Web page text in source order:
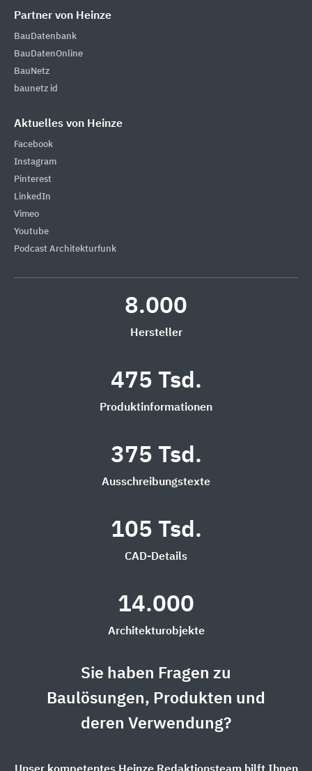
Partner von Heinze
BauDatenbank
BauDatenOnline
BauNetz
baunetz id
Aktuelles von Heinze
Facebook
Instagram
Pinterest
LinkedIn
Vimeo
Youtube
Podcast Architekturfunk
8.000
Hersteller
475 Tsd.
Produktinformationen
375 Tsd.
Ausschreibungstexte
105 Tsd.
CAD-Details
14.000
Architekturobjekte
Sie haben Fragen zu
Baulösungen, Produkten und
deren Verwendung?